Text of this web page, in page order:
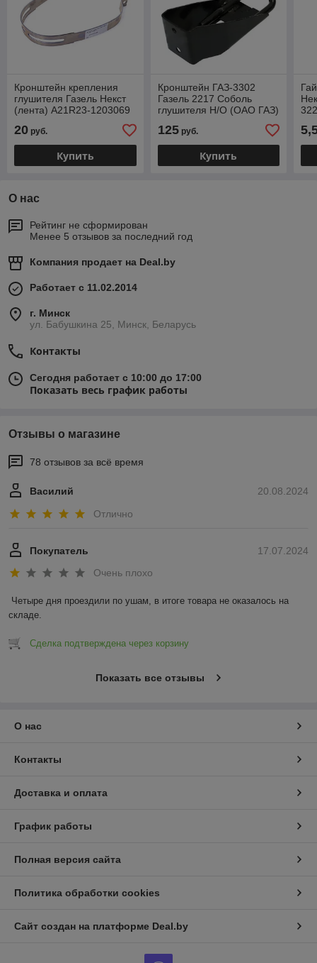
Кронштейн крепления
глушителя Газель Некст
(лента) А21R23-1203069
20 руб.
Купить
Кронштейн ГАЗ-3302
Газель 2217 Соболь
глушителя Н/О (ОАО ГАЗ)
125руб.
Купить
О нас
Рейтинг не сформирован
Менее 5 отзывов за последний год
Компания продает на Deal.by
Работает с 11.02.2014
г. Минск
ул. Бабушкина 25, Минск, Беларусь
Контакты
Сегодня работает с 10:00 до 17:00
Показать весь график работы
Отзывы о магазине
78 отзывов за всё время
20.08.2024
Василий
Отлично
17.07.2024
Покупатель
Очень плохо
Четыре дня проездили по ушам, в итоге товара не оказалось на
складе.
Сделка подтверждена через корзину
Показать все отзывы
О нас
Контакты
Доставка и оплата
График работы
Полная версия сайта
Политика обработки cookies
Сайт создан на платформе Deal.by